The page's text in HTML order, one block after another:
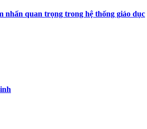
nhấn quan trọng trong hệ thống giáo dục